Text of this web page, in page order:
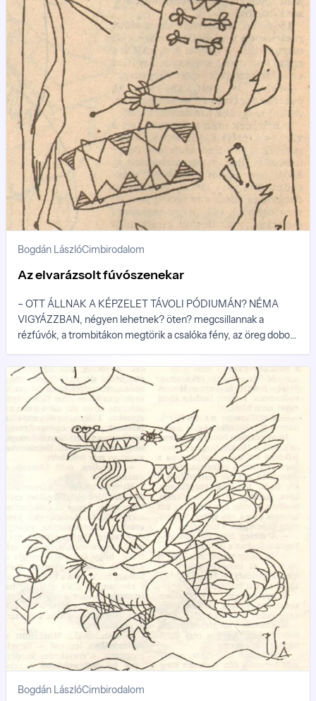
Bogdán LászlóCimbirodalom
Az elvarázsolt fúvószenekar
– OTT ÁLLNAK A KÉPZELET TÁVOLI PÓDIUMÁN? NÉMA
VIGYÁZZBAN, négyen lehetnek? öten? megcsillannak a
rézfúvók, a trombitákon megtörik a csalóka fény, az öreg dobos
feszes hasa mindent átható, kemény és erős hangokról
álmodik, még abból az átkos múltból, amikor kezelője akkor
még érces hangon tette közhírré napról-napra a fensőbbség
utasításait, és meg-megremeg, mint ugrás előtt a leopárd
nyakán a bőr, mint alája írni vonakodó, makacs kulákok szeme az
elhúzódó vallatások során...
Bogdán LászlóCimbirodalom